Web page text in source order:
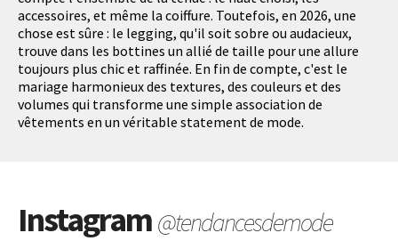
accessoires, et même la coiffure. Toutefois, en 2026, une
chose est sûre : le legging, qu'il soit sobre ou audacieux,
trouve dans les bottines un allié de taille pour une allure
toujours plus chic et raffinée. En fin de compte, c'est le
mariage harmonieux des textures, des couleurs et des
volumes qui transforme une simple association de
vêtements en un véritable statement de mode.
Instagram@tendancesdemode